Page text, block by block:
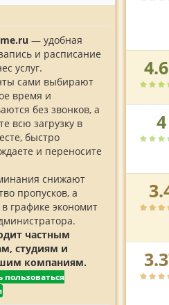
версии
4
— удобная
и расписание
услуг.
сами выбирают
время и
без звонков, а
всю загрузку в
быстро
и переносите
снижают
пропусков, а
графике экономит
частным
студиям и
компаниям.
пользоваться